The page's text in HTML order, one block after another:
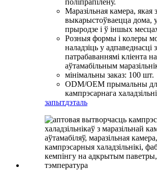
Маразільная камера, якая
выкарыстоўваецца дома,
прыродзе і ў іншых
Розныя формы і колеры
наладзіць у адпаведнасці з
патрабаваннямі кліента
аўтамабільным
мінімальны заказ: 100 шт.
ODM/OEM прымальны
кампрэсарнага
запытдэталь